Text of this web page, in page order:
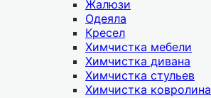
Жалюзи
Одеяла
Кресел
Химчистка мебели
Химчистка дивана
Химчистка стульев
Химчистка ковролина